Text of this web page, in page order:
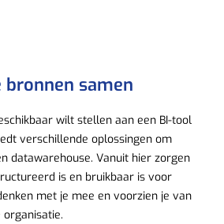
samen
wilt stellen aan een BI-tool
verschillende oplossingen om
datawarehouse. Vanuit hier zorgen
is en bruikbaar is voor
met je mee en voorzien je van